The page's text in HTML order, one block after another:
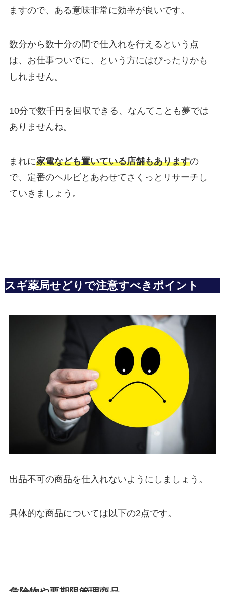
ますので、ある意味非常に効率が良いです。
数分から数十分の間で仕入れを行えるという点
は、お仕事ついでに、という方にはぴったりかも
しれません。
10分で数千円を回収できる、なんてことも夢では
ありませんね。
まれに家電なども置いている店舗もありますの
で、定番のヘルビとあわせてさくっとリサーチし
ていきましょう。
スギ薬局せどりで注意すべきポイント
出品不可の商品を仕入れないようにしましょう。
具体的な商品については以下の2点です。